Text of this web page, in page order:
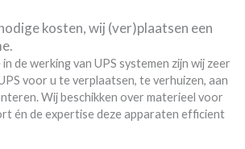
kosten, wij (ver)plaatsen een
de werking van UPS systemen zijn wij zeer
voor u te verplaatsen, te verhuizen, aan
Wij beschikken over materieel voor
én de expertise deze apparaten efficient